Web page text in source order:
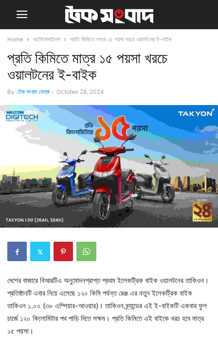
Home অটোমোবাইলস প্রতি কিমিতে মাত্র ১৫ পয়সা খরচে ওয়ালটনের ই-বাইক
প্রতি কিমিতে মাত্র ১৫ পয়সা খরচে
ওয়ালটনের ই-বাইক
By টেক সংবাদ ডেস্ক - October 28, 2024
দেশের বাজারে বিআরটিএ অনুমোদনপ্রাপ্ত প্রথম ইলেকট্রিক বাইক ওয়ালটনের তাকিওন।
প্রতিষ্ঠানটি এবার নিয়ে এসেছে ১২০ কিমি পর্যন্ত রেঞ্জ এর নতুন ইলেকট্রিক বাইক
তাকিওন ১.০০ (৩৮ এম্পিয়ার-আওয়ার)। তাকিওন ব্র্যান্ডের এই ই-বাইকটি একবার ফুল
চার্জে ১২০ কিলোমিটার পথ পাড়ি দিতে সক্ষম। প্রতি কিমিতে এই বাইকে খরচ হবে মাত্র
১৫ পয়সা।